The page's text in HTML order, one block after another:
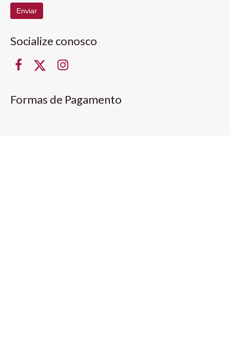
Enviar
Socialize conosco
Formas de Pagamento